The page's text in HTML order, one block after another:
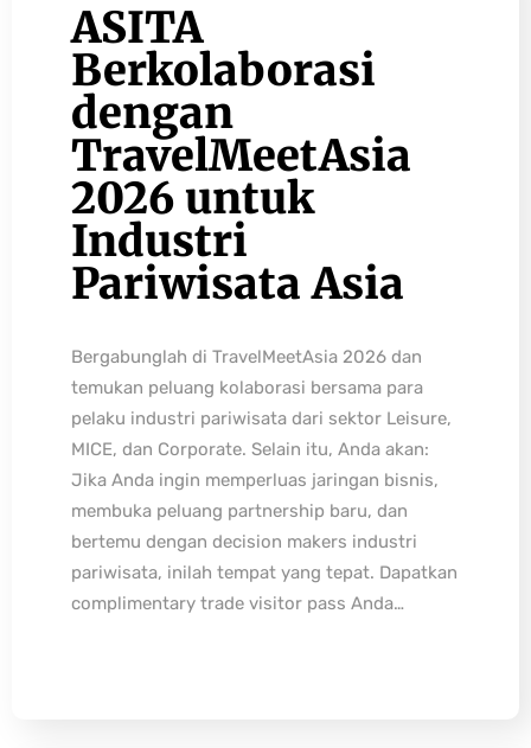
ASITA
Berkolaborasi
dengan
TravelMeetAsia
2026 untuk
Industri
Pariwisata Asia
Bergabunglah di TravelMeetAsia 2026 dan
temukan peluang kolaborasi bersama para
pelaku industri pariwisata dari sektor Leisure,
MICE, dan Corporate. Selain itu, Anda akan:
Jika Anda ingin memperluas jaringan bisnis,
membuka peluang partnership baru, dan
bertemu dengan decision makers industri
pariwisata, inilah tempat yang tepat. Dapatkan
complimentary trade visitor pass Anda…